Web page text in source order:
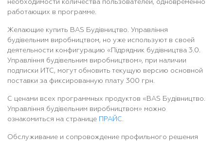
необходимости количества пользователей, одновременно
работающих в программе.
Желающие купить BAS Будівництво. Управління
будівельним виробництвом, но уже используют в своей
деятельности конфигурацию « Підрядник будівництва 3.0.
Управління будівельним виробництвом», при наличии
подписки ИТС, могут обновить текущую версию основной
поставки за фиксированную плату 300 грн.
С ценами всех программных продуктов « BAS Будівництво.
Управління будівельним виробництвом» можно
ознакомиться на странице ПРАЙС.
Обслуживание и сопровождение профильного решения